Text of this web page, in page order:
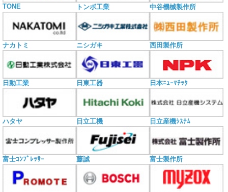
TONE トンボ工業 中谷機械製作所
ナカトミ ニシガキ 西田製作所
日動工業 日東工器 日本ﾆｭｰﾏﾁｯｸ
ハタヤ 日立工機 日立産機ｼｽﾃﾑ
富士ｺﾝﾌﾟﾚｯｻｰ 藤誠 富士製作所